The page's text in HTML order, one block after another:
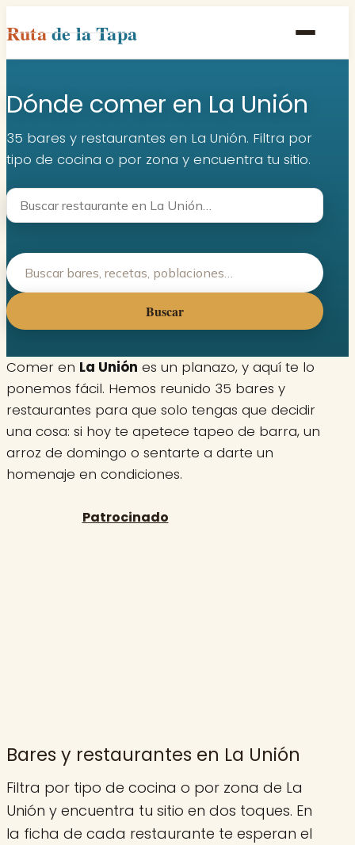
Rutade la Tapa
Inicio
Poblaciones
Rutas
Contacto
Dónde comer en La Unión
35 bares y restaurantes en La Unión. Filtra por
tipo de cocina o por zona y encuentra tu sitio.
Buscar
Comer en La Unión es un planazo, y aquí te lo
ponemos fácil. Hemos reunido 35 bares y
restaurantes para que solo tengas que decidir
una cosa: si hoy te apetece tapeo de barra, un
arroz de domingo o sentarte a darte un
homenaje en condiciones.
Bares y restaurantes en La Unión
Filtra por tipo de cocina o por zona de La
Unión y encuentra tu sitio en dos toques. En
la ficha de cada restaurante te esperan el